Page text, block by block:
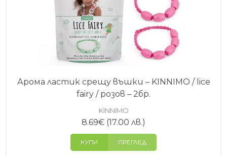
Арома ластик срещу въшки – KINNIMO / lice
fairy / розов – 2бр.
KINNIMO
8.69€ (17.00 лв.)
КУПИ ПРЕГЛЕД